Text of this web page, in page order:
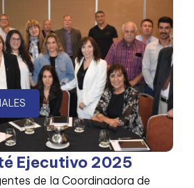
Ejecutivo 2025
de la Coordinadora de